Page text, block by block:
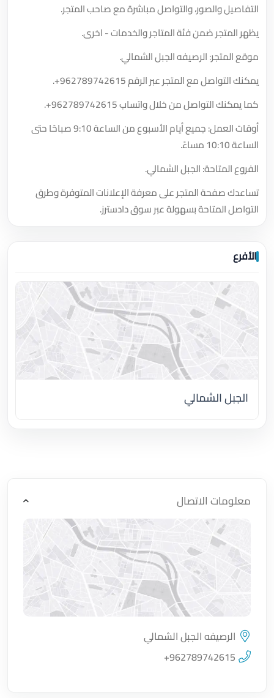
التفاصيل والصور، والتواصل مباشرة مع صاحب المتجر.
يظهر المتجر ضمن فئة المتاجر والخدمات - اخرى.
موقع المتجر: الرصيفه الجبل الشمالي.
يمكنك التواصل مع المتجر عبر الرقم+962789742615
.
كما يمكنك التواصل من خلال واتساب+962789742615
.
أوقات العمل: جميع أيام الأسبوع من الساعة 9:10 صباحًا حتى
الساعة 10:10 مساءً.
الفروع المتاحة: الجبل الشمالي.
تساعدك صفحة المتجر على معرفة الإعلانات المتوفرة وطرق
التواصل المتاحة بسهولة عبر سوق دادسترز.
الأفرع
الجبل الشمالي
معلومات الاتصال
اضغط لتحميل الموقع
الرصيفه الجبل الشمالي
+962789742615